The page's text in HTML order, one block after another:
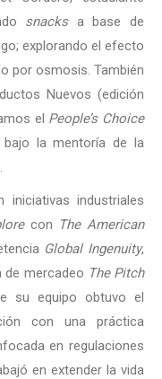
snacksa base de
explorando el efecto
por osmosis. También
Nuevos (edición
el People’s Choice
bajo la mentoría de la
iniciativas industriales
con The American
Global Ingenuity,
de mercadeo The Pitch
su equipo obtuvo el
con una práctica
en regulaciones
en extender la vida